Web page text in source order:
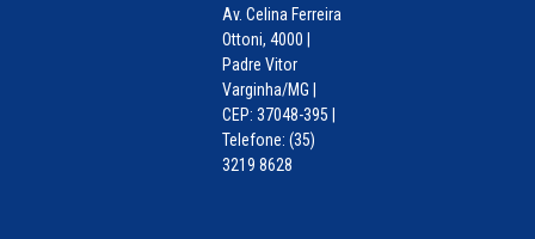
Av. Celina Ferreira
Ottoni, 4000 |
Padre Vitor
Varginha/MG |
CEP: 37048-395 |
Telefone: (35)
3219 8628